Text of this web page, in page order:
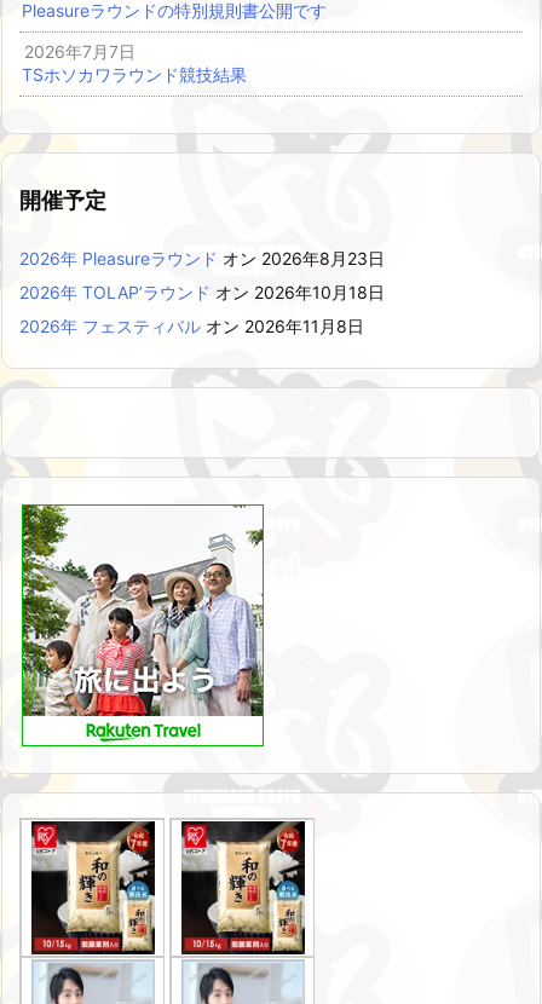
Pleasureラウンドの特別規則書公開です
2026年7月7日
TSホソカワラウンド競技結果
開催予定
2026年 Pleasureラウンド オン 2026年8月23日
2026年 TOLAP’ラウンド オン 2026年10月18日
2026年 フェスティバル オン 2026年11月8日